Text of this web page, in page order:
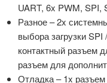
UART, 6x PWM, SPI,
Разное – 2x
выбора загрузки
контактный разъем
разъем для
Отладка – 1x